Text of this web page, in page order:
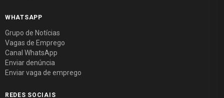
WHATSAPP
Grupo de Notícias
Vagas de Emprego
Canal WhatsApp
Enviar denúncia
Enviar vaga de emprego
REDES SOCIAIS